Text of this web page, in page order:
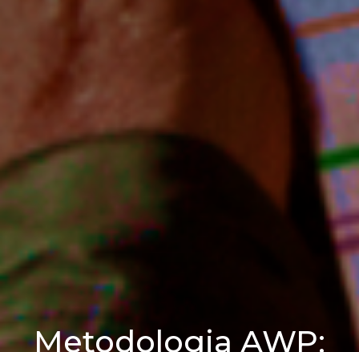
Metodologia AWP: